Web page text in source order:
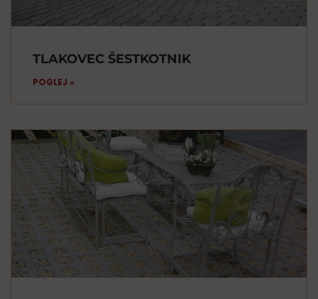
TLAKOVEC ŠESTKOTNIK
POGLEJ »